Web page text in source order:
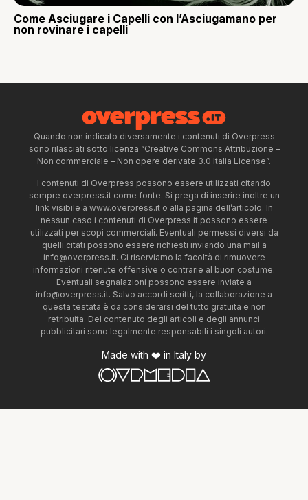
Come Asciugare i Capelli con l’Asciugamano per
non rovinare i capelli
Quando non indicato diversamente i contenuti di Overpress
sono rilasciati sotto licenza “Creative Commons Attribuzione –
Non commerciale – Non opere derivate 3.0 Italia License”.
I contenuti di Overpress possono essere utilizzati citando
sempre overpress.it come fonte. Si prega di inserire inoltre un
link visibile a www.overpress.it o alla pagina dell’articolo. In
nessun caso i contenuti di Overpress.it possono essere
utilizzati per scopi commerciali. Eventuali permessi diversi da
quelli citati possono essere richiesti inviando una mail a
info@overpress.it. Ci riserviamo la facoltà di rimuovere
informazioni ritenute offensive o contrarie al buon costume.
Eventuali segnalazioni possono essere inviate a
info@overpress.it. Salvo accordi scritti, la collaborazione a
questa testata è da considerarsi del tutto gratuita e non
retribuita. Del contenuto degli articoli e degli annunci
pubblicitari sono legalmente responsabili i singoli autori.
Made with ❤️ in Italy by